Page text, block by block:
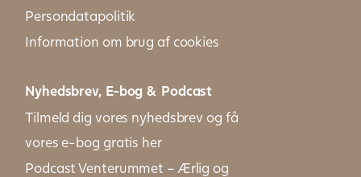
Persondatapolitik
Information om brug af cookies
Nyhedsbrev, E-bog & Podcast
Tilmeld dig vores nyhedsbrev og få
vores e-bog gratis her
Podcast Venterummet – Ærlig og